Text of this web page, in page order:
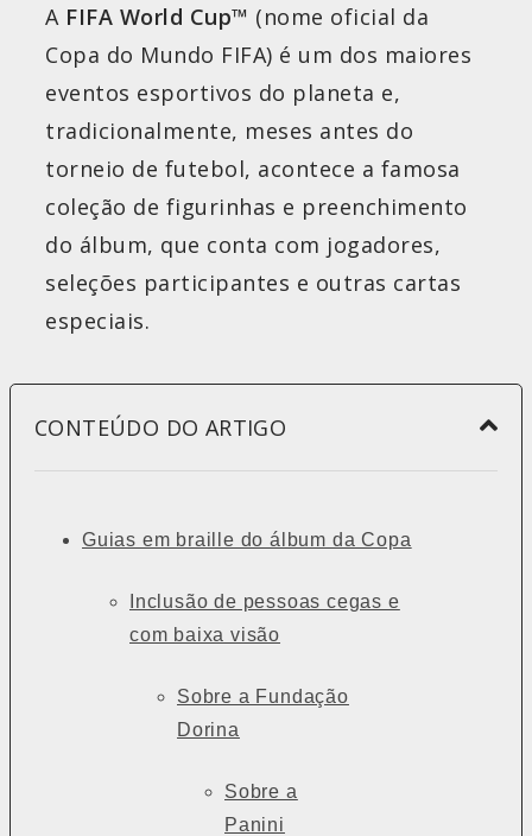
A FIFA World Cup™ (nome oficial da
Copa do Mundo FIFA) é um dos maiores
eventos esportivos do planeta e,
tradicionalmente, meses antes do
torneio de futebol, acontece a famosa
coleção de figurinhas e preenchimento
do álbum, que conta com jogadores,
seleções participantes e outras cartas
especiais.
CONTEÚDO DO ARTIGO
Guias em braille do álbum da Copa
Inclusão de pessoas cegas e
com baixa visão
Sobre a Fundação
Dorina
Sobre a
Panini